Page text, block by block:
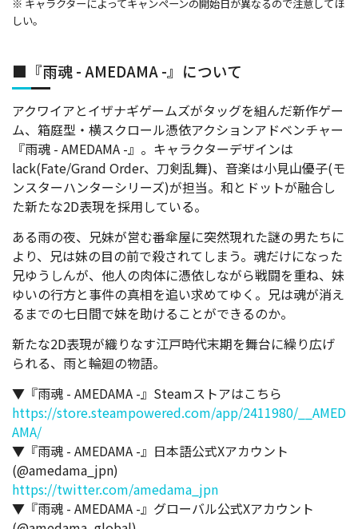
※ キャラクターによってキャンペーンの開始日が異なるので注意してほ
しい。
■『雨魂 - AMEDAMA -』について
アクワイアとイザナギゲームズがタッグを組んだ新作ゲー
ム、箱庭型・横スクロール憑依アクションアドベンチャー
『雨魂 - AMEDAMA -』。キャラクターデザインは
lack(Fate/Grand Order、刀剣乱舞)、音楽は小見山優子(モ
ンスターハンターシリーズ)が担当。和とドットが融合し
た新たな2D表現を採用している。
ある雨の夜、兄妹が営む番傘屋に突然現れた謎の男たちに
より、兄は妹の目の前で殺されてしまう。魂だけになった
兄ゆうしんが、他人の肉体に憑依しながら戦闘を重ね、妹
ゆいの行方と事件の真相を追い求めてゆく。兄は魂が消え
るまでの七日間で妹を助けることができるのか。
新たな2D表現が織りなす江戸時代末期を舞台に繰り広げ
られる、雨と輪廻の物語。
▼『雨魂 - AMEDAMA -』Steamストアはこちら
https://store.steampowered.com/app/2411980/__AMED
AMA/
▼『雨魂 - AMEDAMA -』日本語公式Xアカウント
(@amedama_jpn)
https://twitter.com/amedama_jpn
▼『雨魂 - AMEDAMA -』グローバル公式Xアカウント